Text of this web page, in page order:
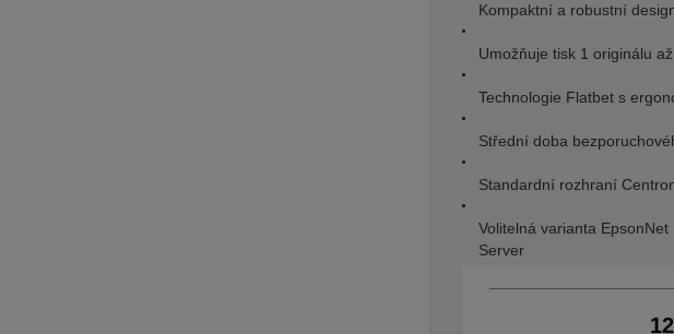
Kompaktní a robustní
Umožňuje tisk 1 originálu
Technologie Flatbet s
Střední doba
Standardní rozhraní
Volitelná varianta
Server